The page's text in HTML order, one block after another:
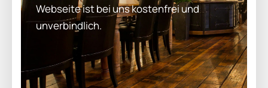
Webseite ist bei uns kostenfrei und
unverbindlich.